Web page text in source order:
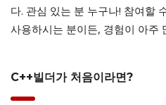
다. 관심 있는 분 누구나! 참여할
사용하시는 분이든, 경험이 아주
C++빌더가 처음이라면?